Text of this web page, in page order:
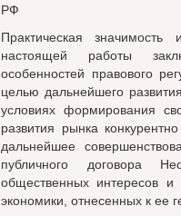
РФ
Практическая значимость
настоящей работы
особенностей правового
целью дальнейшего
условиях формирования
развития рынка
дальнейшее
публичного договора
общественных интересов
экономики, отнесенных к ее